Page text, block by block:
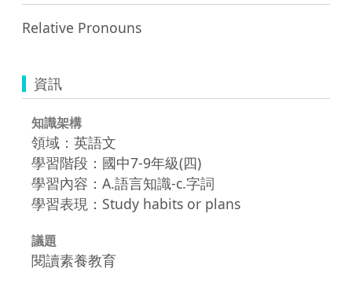
Relative Pronouns
資訊
知識架構
領域：英語文
學習階段：國中7-9年級(四)
學習內容：A.語言知識-c.字詞
學習表現：Study habits or plans
議題
閱讀素養教育